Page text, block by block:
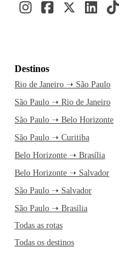
Destinos
Rio de Janeiro ➝ São Paulo
São Paulo ➝ Rio de Janeiro
São Paulo ➝ Belo Horizonte
São Paulo ➝ Curitiba
Belo Horizonte ➝ Brasília
Belo Horizonte ➝ Salvador
São Paulo ➝ Salvador
São Paulo ➝ Brasília
Todas as rotas
Todas os destinos